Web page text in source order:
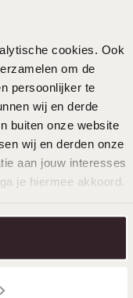
cookies. Ook
om de
persoonlijker te
wij en derde
buiten onze website
wij en derden onze
aan jouw interesses
je hiermee akkoord.